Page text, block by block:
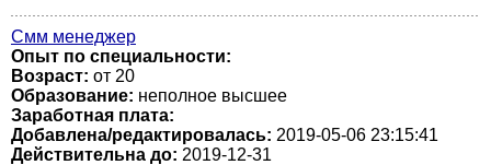
Смм менеджер
Опыт по специальности:
Возраст: от 20
Образование: неполное высшее
Заработная плата:
Добавлена/редактировалась: 2019-05-06 23:15:41
Действительна до: 2019-12-31